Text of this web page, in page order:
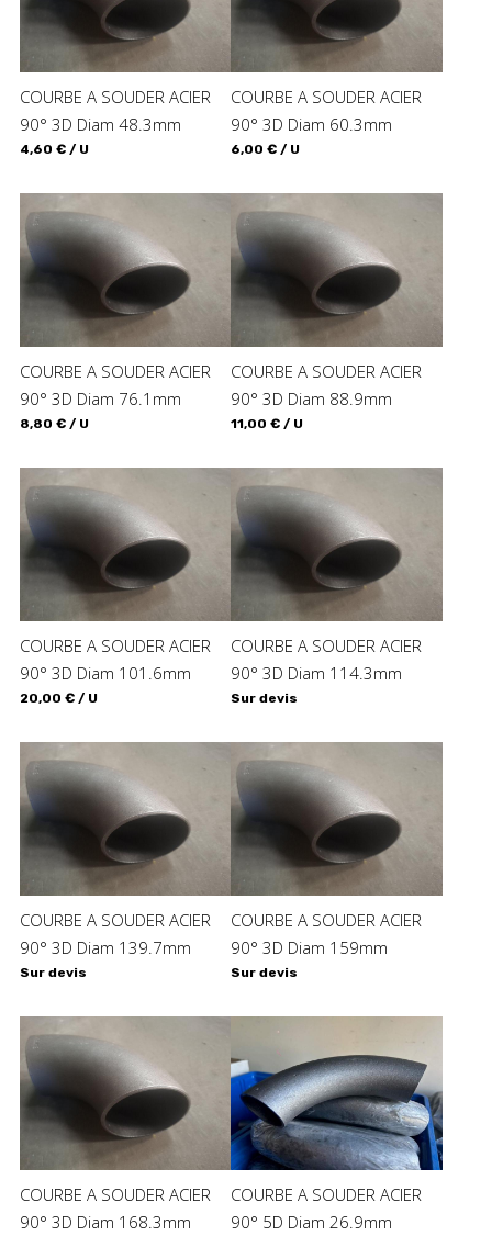
COURBE A SOUDER ACIER
90° 3D Diam 48.3mm
4,60 € / U
COURBE A SOUDER ACIER
90° 3D Diam 60.3mm
6,00 € / U
COURBE A SOUDER ACIER
90° 3D Diam 76.1mm
8,80 € / U
COURBE A SOUDER ACIER
90° 3D Diam 88.9mm
11,00 € / U
COURBE A SOUDER ACIER
90° 3D Diam 101.6mm
20,00 € / U
COURBE A SOUDER ACIER
90° 3D Diam 114.3mm
Sur devis
COURBE A SOUDER ACIER
90° 3D Diam 139.7mm
Sur devis
COURBE A SOUDER ACIER
90° 3D Diam 159mm
Sur devis
COURBE A SOUDER ACIER
90° 3D Diam 168.3mm
COURBE A SOUDER ACIER
90° 5D Diam 26.9mm